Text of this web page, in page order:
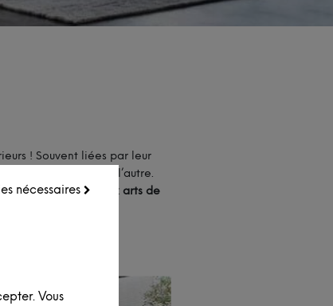
nécessaires
Vous
! Souvent liées par leur
s’inspirent l’une de l’autre.
tendance qui lie deux arts de